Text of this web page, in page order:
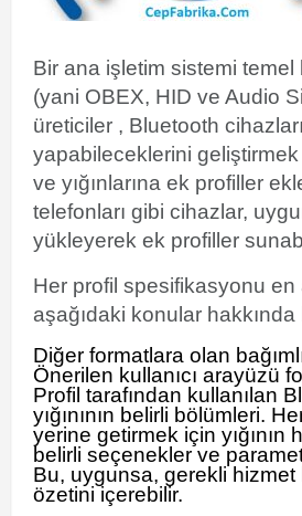
Bir ana işletim sistemi temel
(yani OBEX, HID ve Audio
üreticiler , Bluetooth
yapabileceklerini
ve yığınlarına ek profiller
telefonları gibi cihazlar,
yükleyerek ek profiller
Her profil spesifikasyonu en
aşağıdaki konular hakkında
Diğer formatlara olan
Önerilen kullanıcı arayüzü
Profil tarafından kullanılan
yığınının belirli bölümleri.
yerine getirmek için yığının
belirli seçenekler ve
Bu, uygunsa, gerekli hizmet
özetini içerebilir.